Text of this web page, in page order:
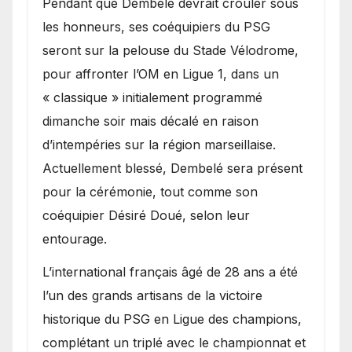
les honneurs, ses coéquipiers du PSG
seront sur la pelouse du Stade Vélodrome,
pour affronter l’OM en Ligue 1, dans un
« classique » initialement programmé
dimanche soir mais décalé en raison
d’intempéries sur la région marseillaise.
Actuellement blessé, Dembelé sera présent
pour la cérémonie, tout comme son
coéquipier Désiré Doué, selon leur
entourage.
L’international français âgé de 28 ans a été
l’un des grands artisans de la victoire
historique du PSG en Ligue des champions,
complétant un triplé avec le championnat et